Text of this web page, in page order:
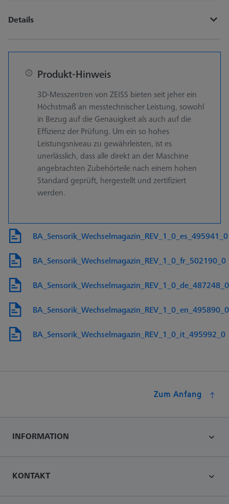
Details
Produkt-Hinweis
3D-Messzentren von ZEISS bieten seit jeher ein
Höchstmaß an messtechnischer Leistung, sowohl
in Bezug auf die Genauigkeit als auch auf die
Effizienz der Prüfung. Um ein so hohes
Leistungsniveau zu gewährleisten, ist es
unerlässlich, dass alle direkt an der Maschine
angebrachten Zubehörteile nach einem hohen
Standard geprüft, hergestellt und zertifiziert
werden.
BA_Sensorik_Wechselmagazin_REV_1_0_es_495941_0
BA_Sensorik_Wechselmagazin_REV_1_0_fr_502190_0
BA_Sensorik_Wechselmagazin_REV_1_0_de_487248_0
BA_Sensorik_Wechselmagazin_REV_1_0_en_495890_0
BA_Sensorik_Wechselmagazin_REV_1_0_it_495992_0
Zum Anfang
INFORMATION
KONTAKT